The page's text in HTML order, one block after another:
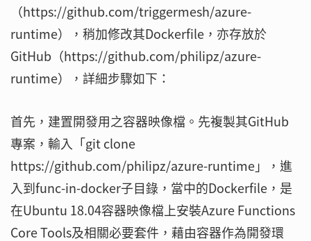
（https://github.com/triggermesh/azure-
runtime），稍加修改其Dockerfile，亦存放於
GitHub（https://github.com/philipz/azure-
runtime），詳細步驟如下：
首先，建置開發用之容器映像檔。先複製其GitHub
專案，輸入「git clone
https://github.com/philipz/azure-runtime」，進
入到func-in-docker子目錄，當中的Dockerfile，是
在Ubuntu 18.04容器映像檔上安裝Azure Functions
Core Tools及相關必要套件，藉由容器作為開發環